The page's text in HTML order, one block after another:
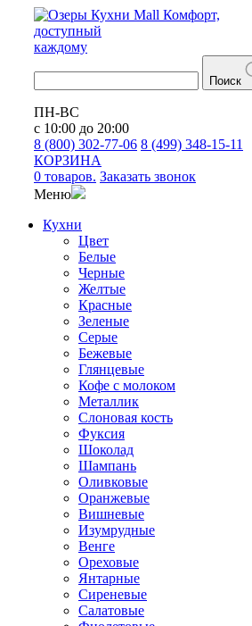
Кухни Mall Комфорт,
доступный
каждому
Поиск
ПН-ВС
с 10:00 до 20:00
8 (800) 302-77-06 8 (499) 348-15-11
КОРЗИНА
0 товаров. Заказать звонок
Меню
Кухни
Цвет
Белые
Черные
Желтые
Красные
Зеленые
Серые
Бежевые
Глянцевые
Кофе с молоком
Металлик
Слоновая кость
Фуксия
Шоколад
Шампань
Оливковые
Оранжевые
Вишневые
Изумрудные
Венге
Ореховые
Янтарные
Сиреневые
Салатовые